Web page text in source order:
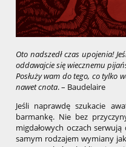
Oto nadszedł czas upojenia!
oddawajcie się wiecznemu
Posłuży wam do tego, co tylko
nawet cnota. – Baudelaire
Jeśli naprawdę szukacie
barmankę. Nie bez
migdałowych oczach
samym rodzajem wymiany